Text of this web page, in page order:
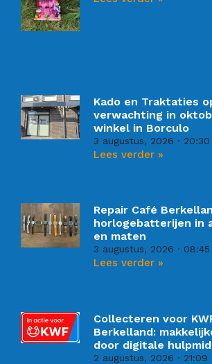
Kado en Traktaties
verwachting in
winkel in Borculo
3 augustus, 2026 20:30
Lees verder »
Repair Café
horlogebatterijen in
en maten
3 augustus, 2026 08:45
Lees verder »
Collecteren voor
Berkelland:
door digitale
2 augustus, 2026 21:09